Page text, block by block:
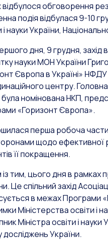
обговорення
подія відбулася 9-10
і науки України,
дня, 9 грудня,
науки МОН України
Європа в Україні» НФДУ
центру. Головна
номінована НКП,
«Горизонт Європа».
перша робоча
щодо ефективної
її покращення.
тим, цього дня в рамках
Це спільний захід
в межах Програми
Міністерства освіти і
Міністра освіти і
України.